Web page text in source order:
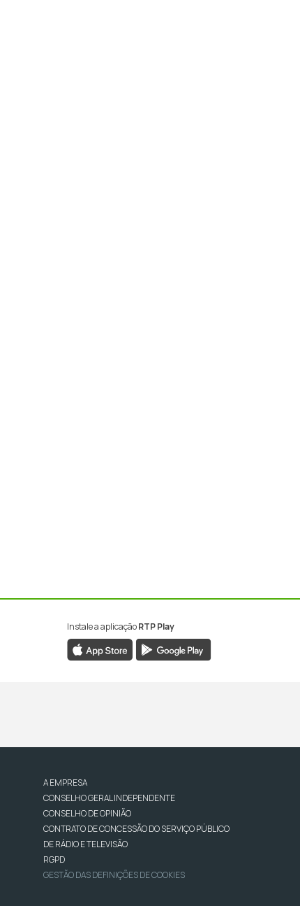
Instale a aplicaçãoRTP Play
A EMPRESA
CONSELHO GERAL INDEPENDENTE
CONSELHO DE OPINIÃO
CONTRATO DE CONCESSÃO DO SERVIÇO PÚBLICO
DE RÁDIO E TELEVISÃO
RGPD
GESTÃO DAS DEFINIÇÕES DE COOKIES